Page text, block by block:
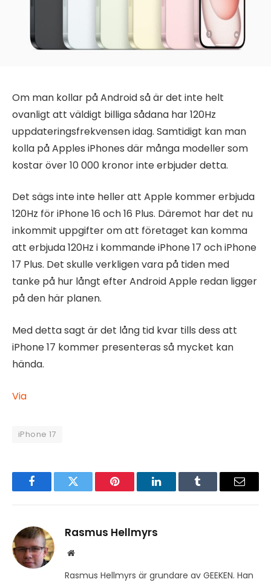
Om man kollar på Android så är det inte helt
ovanligt att väldigt billiga sådana har 120Hz
uppdateringsfrekvensen idag. Samtidigt kan man
kolla på Apples iPhones där många modeller som
kostar över 10 000 kronor inte erbjuder detta.
Det sägs inte inte heller att Apple kommer erbjuda
120Hz för iPhone 16 och 16 Plus. Däremot har det nu
inkommit uppgifter om att företaget kan komma
att erbjuda 120Hz i kommande iPhone 17 och iPhone
17 Plus. Det skulle verkligen vara på tiden med
tanke på hur långt efter Android Apple redan ligger
på den här planen.
Med detta sagt är det lång tid kvar tills dess att
iPhone 17 kommer presenteras så mycket kan
hända.
Via
iPhone 17
FacebookTwitter Pinterest LinkedInTumblr Email
Rasmus Hellmyrs
Website
Rasmus Hellmyrs är grundare av GEEKEN. Han